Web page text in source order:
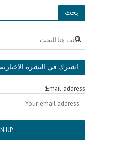
بحث
اشترك في النشرة الإخبارية
Email address: